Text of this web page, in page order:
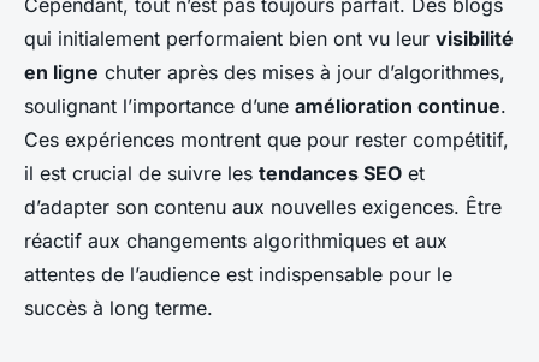
Cependant, tout n’est pas toujours parfait. Des blogs
qui initialement performaient bien ont vu leur visibilité
en ligne chuter après des mises à jour d’algorithmes,
soulignant l’importance d’une amélioration continue.
Ces expériences montrent que pour rester compétitif,
il est crucial de suivre les tendances SEO et
d’adapter son contenu aux nouvelles exigences. Être
réactif aux changements algorithmiques et aux
attentes de l’audience est indispensable pour le
succès à long terme.